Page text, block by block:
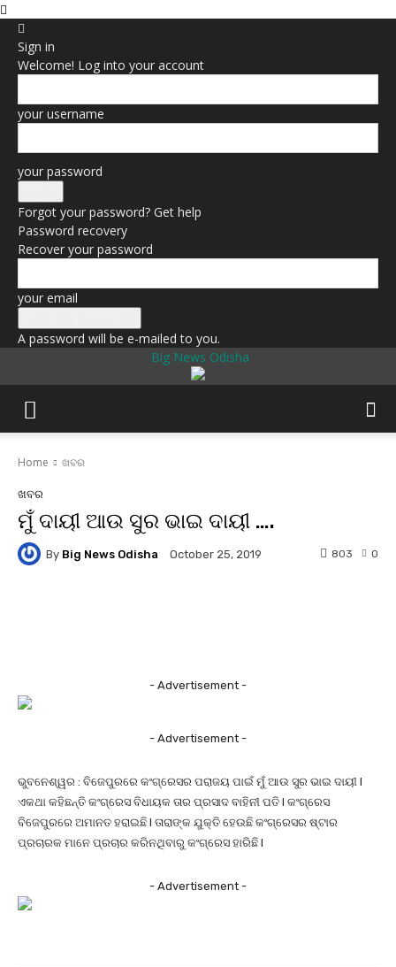
Sign in
Welcome! Log into your account
your username
your password
Forgot your password? Get help
Password recovery
Recover your password
your email
A password will be e-mailed to you.
Big News Odisha
Home ଖବର
ଖବର
ମୁଁ ଦାୟୀ ଆଉ ସୁର ଭାଇ ଦାୟୀ ….
By Big News Odisha October 25, 2019 0
803
- Advertisement -
- Advertisement -
ଭୁବନେଶ୍ୱର : ବିଜେପୁରରେ କଂଗ୍ରେସର ପରାଜୟ ପାଇଁ ମୁଁ ଆଉ ସୁର ଭାଇ ଦାୟୀ l
ଏକଥା କହିଛନ୍ତି କଂଗ୍ରେସ ବିଧାୟକ ତାର ପ୍ରସାଦ ବାହିନୀ ପତି l କଂଗ୍ରେସ
ବିଜେପୁରରେ ଅମାନତ ହରାଇଛି l ତାରାଙ୍କ ଯୁକ୍ତି ହେଉଛି କଂଗ୍ରେସର ଷ୍ଟାର
ପ୍ରଚାରକ ମାନେ ପ୍ରଚାର କରିନଥିବାରୁ କଂଗ୍ରେସ ହାରିଛି l
- Advertisement -